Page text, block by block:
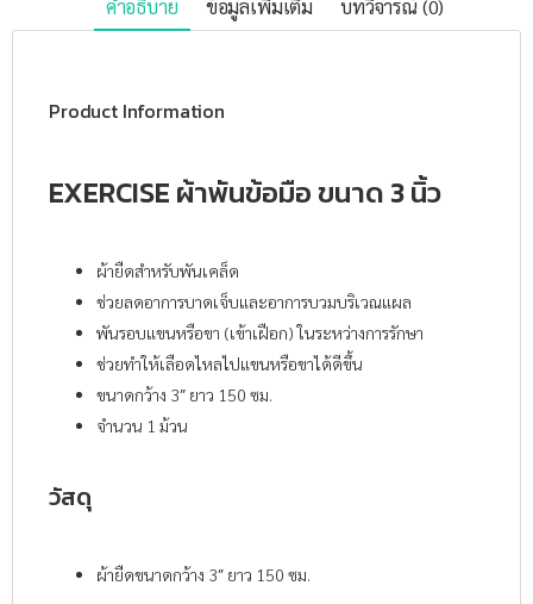
คำอธิบาย ข้อมูลเพิ่มเติม บทวิจารณ์ (0)
Product Information
EXERCISE ผ้าพันข้อมือ ขนาด 3 นิ้ว
ผ้ายืดสำหรับพันเคล็ด
ช่วยลดอาการบาดเจ็บและอาการบวมบริเวณแผล
พันรอบแขนหรือขา (เข้าเฝือก) ในระหว่างการรักษา
ช่วยทำให้เลือดไหลไปแขนหรือขาได้ดีขึ้น
ขนาดกว้าง 3″ ยาว 150 ซม.
จำนวน 1 ม้วน
วัสดุ
ผ้ายืดขนาดกว้าง 3″ ยาว 150 ซม.